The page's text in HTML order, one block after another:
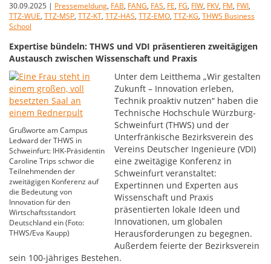
30.09.2025 | Pressemeldung, FAB, FANG, FAS, FE, FG, FIW, FKV, FM, FWI,
TTZ-WUE, TTZ-MSP, TTZ-KT, TTZ-HAS, TTZ-EMO, TTZ-KG, THWS Business
School
Expertise bündeln: THWS und VDI präsentieren zweitägigen
Austausch zwischen Wissenschaft und Praxis
Grußworte am Campus
Ledward der THWS in
Schweinfurt: IHK-Präsidentin
Caroline Trips schwor die
Teilnehmenden der
zweitägigen Konferenz auf
die Bedeutung von
Innovation für den
Wirtschaftsstandort
Deutschland ein (Foto:
THWS/Eva Kaupp)
Unter dem Leitthema „Wir gestalten
Zukunft – Innovation erleben,
Technik proaktiv nutzen“ haben die
Technische Hochschule Würzburg-
Schweinfurt (THWS) und der
Unterfränkische Bezirksverein des
Vereins Deutscher Ingenieure (VDI)
eine zweitägige Konferenz in
Schweinfurt veranstaltet:
Expertinnen und Experten aus
Wissenschaft und Praxis
präsentierten lokale Ideen und
Innovationen, um globalen
Herausforderungen zu begegnen.
Außerdem feierte der Bezirksverein
sein 100-jähriges Bestehen.